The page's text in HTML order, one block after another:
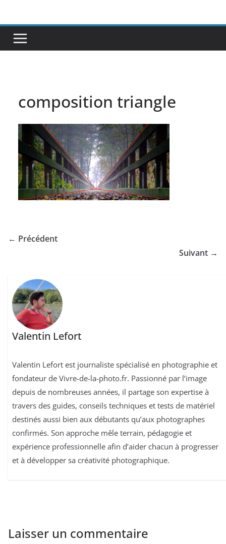
contenu
composition triangle
← Précédent
Suivant →
Valentin Lefort
Valentin Lefort est journaliste spécialisé en photographie et
fondateur de Vivre-de-la-photo.fr. Passionné par l’image
depuis de nombreuses années, il partage son expertise à
travers des guides, conseils techniques et tests de matériel
destinés aussi bien aux débutants qu’aux photographes
confirmés. Son approche mêle terrain, pédagogie et
expérience professionnelle afin d’aider chacun à progresser
et à développer sa créativité photographique.
Laisser un commentaire